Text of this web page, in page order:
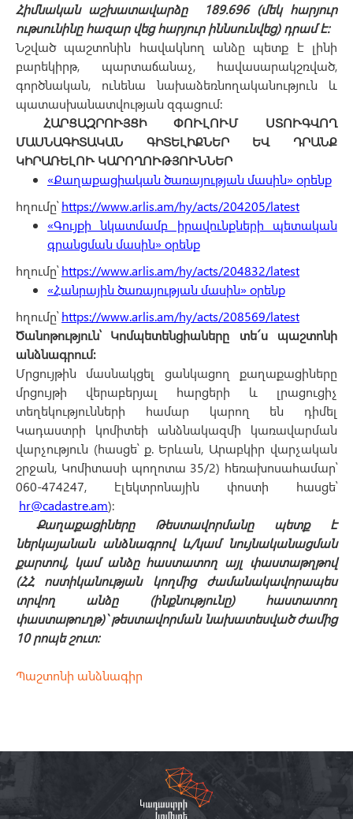
Հիմնական աշխատավարձը 189.696 (մեկ հարյուր
ութսունինը հազար վեց հարյուր իննսունվեց) դրամ է:
Նշված պաշտոնին հավակնող անձը պետք է լինի
բարեկիրթ, պարտաճանաչ, հավասարակշռված,
գործնական, ունենա նախաձեռնողականություն և
պատասխանատվության զգացում:
ՀԱՐՑԱԶՐՈՒՅՑԻ ՓՈՒԼՈՒՄ ՍՏՈՒԳՎՈՂ
ՄԱՍՆԱԳԻՏԱԿԱՆ ԳԻՏԵԼԻՔՆԵՐ ԵՎ ԴՐԱՆՔ
ԿԻՐԱՌԵԼՈՒ ԿԱՐՈՂՈՒԹՅՈՒՆՆԵՐ
«Քաղաքացիական ծառայության մասին» օրենք
հղումը՝https://www.arlis.am/hy/acts/204205/latest
«Գույքի նկատմամբ իրավունքների պետական
գրանցման մասին» օրենք
հղումը՝https://www.arlis.am/hy/acts/204832/latest
«Հանրային ծառայության մասին» օրենք
հղումը՝https://www.arlis.am/hy/acts/208569/latest
Ծանոթություն՝ Կոմպետենցիաները տե´ս պաշտոնի
անձնագրում։
Մրցույթին մասնակցել ցանկացող քաղաքացիները
մրցույթի վերաբերյալ հարցերի և լրացուցիչ
տեղեկությունների համար կարող են դիմել
Կադաստրի կոմիտեի անձնակազմի կառավարման
վարչություն (հասցե՝ ք. Երևան, Արաբկիր վարչական
շրջան, Կոմիտասի պողոտա 35/2) հեռախոսահամար՝
060-474247, էլեկտրոնային փոստի հասցե՝
hr@cadastre.am):
Քաղաքացիները Թեստավորմանը պետք է
ներկայանան անձնագրով և/կամ նույնականացման
քարտով, կամ անձը հաստատող այլ փաստաթղթով
(ՀՀ ոստիկանության կողմից ժամանակավորապես
տրվող անձը (ինքնությունը) հաստատող
փաստաթուղթ)` թեստավորման նախատեսված ժամից
10 րոպե շուտ:
Պաշտոնի անձնագիր